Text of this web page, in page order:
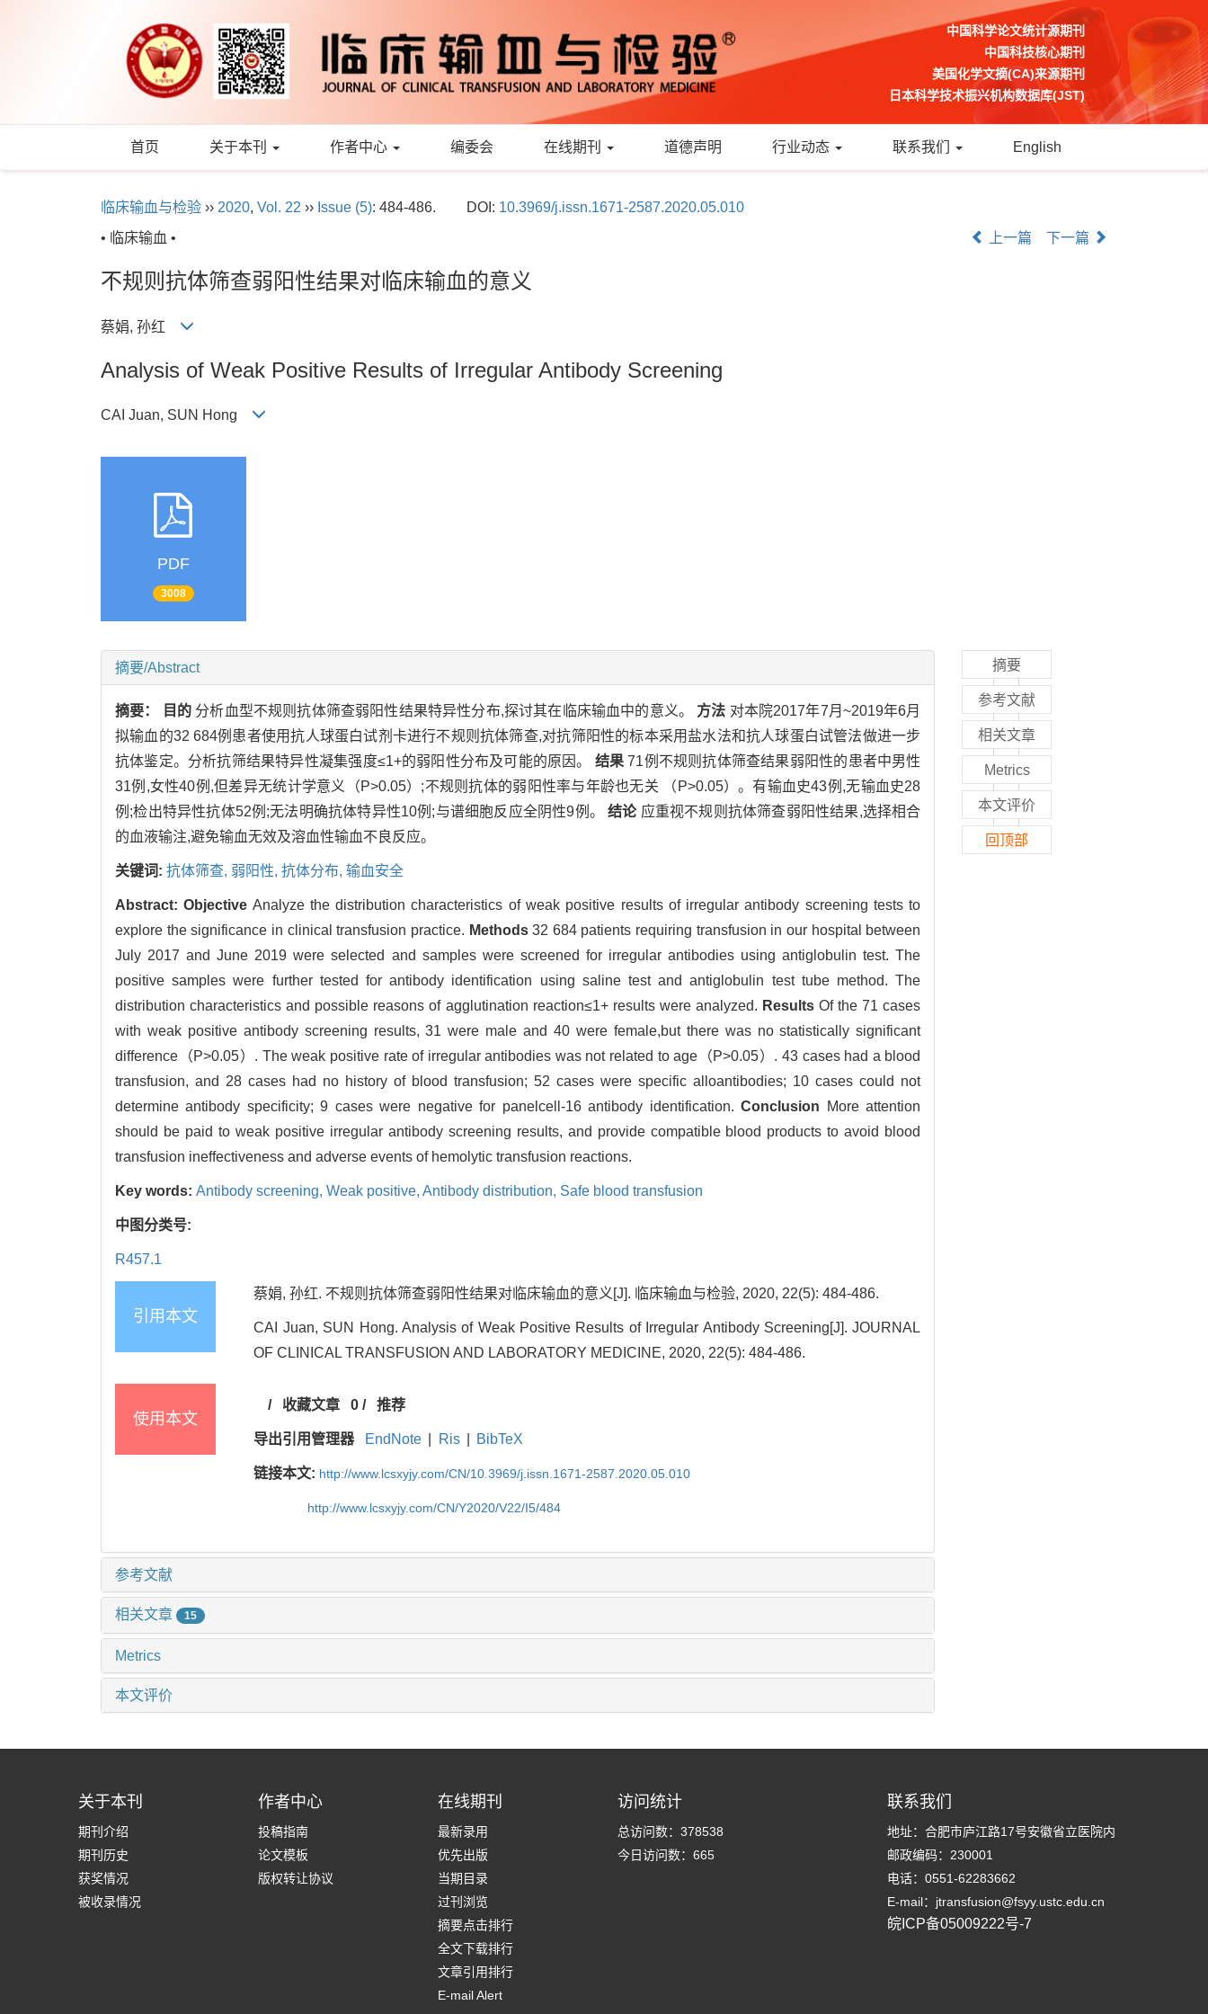
中国科学论文统计源期刊
中国科技核心期刊
美国化学文摘(CA)来源期刊
日本科学技术振兴机构数据库(JST)
首页 关于本刊 作者中心 编委会 在线期刊 道德声明 行业动态 联系我们 English
临床输血与检验 ›› 2020, Vol. 22 ›› Issue (5): 484-486. DOI: 10.3969/j.issn.1671-2587.2020.05.010
• 临床输血 •
上一篇 下一篇
不规则抗体筛查弱阳性结果对临床输血的意义
蔡娟, 孙红
Analysis of Weak Positive Results of Irregular Antibody Screening
CAI Juan, SUN Hong
PDF
3008
摘要/Abstract
摘要： 目的 分析血型不规则抗体筛查弱阳性结果特异性分布,探讨其在临床输血中的意义。 方法 对本院2017年7月~2019年6月
拟输血的32 684例患者使用抗人球蛋白试剂卡进行不规则抗体筛查,对抗筛阳性的标本采用盐水法和抗人球蛋白试管法做进一步
抗体鉴定。分析抗筛结果特异性凝集强度≤1+的弱阳性分布及可能的原因。 结果 71例不规则抗体筛查结果弱阳性的患者中男性
31例,女性40例,但差异无统计学意义（P>0.05）;不规则抗体的弱阳性率与年龄也无关 （P>0.05）。有输血史43例,无输血史28
例;检出特异性抗体52例;无法明确抗体特异性10例;与谱细胞反应全阴性9例。结论应重视不规则抗体筛查弱阳性结果,选择相合
的血液输注,避免输血无效及溶血性输血不良反应。
关键词: 抗体筛查, 弱阳性, 抗体分布, 输血安全
Abstract:Objective Analyze the distribution characteristics of weak positive results of irregular antibody screening tests to
explore the significance in clinical transfusion practice. Methods32 684 patients requiring transfusion in our hospital between
July 2017 and June 2019 were selected and samples were screened for irregular antibodies using antiglobulin test. The
positive samples were further tested for antibody identification using saline test and antiglobulin test tube method. The
distribution characteristics and possible reasons of agglutination reaction≤1+ results were analyzed. ResultsOf the 71 cases
with weak positive antibody screening results, 31 were male and 40 were female,but there was no statistically significant
difference（P>0.05）. The weak positive rate of irregular antibodies was not related to age（P>0.05）. 43 cases had a blood
transfusion, and 28 cases had no history of blood transfusion; 52 cases were specific alloantibodies; 10 cases could not
determine antibody specificity; 9 cases were negative for panelcell-16 antibody identification.Conclusion More attention
should be paid to weak positive irregular antibody screening results, and provide compatible blood products to avoid blood
transfusion ineffectiveness and adverse events of hemolytic transfusion reactions.
Key words: Antibody screening, Weak positive, Antibody distribution, Safe blood transfusion
中图分类号:
R457.1
引用本文
蔡娟, 孙红. 不规则抗体筛查弱阳性结果对临床输血的意义[J]. 临床输血与检验, 2020, 22(5): 484-486.
CAI Juan, SUN Hong. Analysis of Weak Positive Results of Irregular Antibody Screening[J]. JOURNAL
OF CLINICAL TRANSFUSION AND LABORATORY MEDICINE, 2020, 22(5): 484-486.
使用本文
/ 收藏文章 0/ 推荐
导出引用管理器 EndNote Ris BibTeX
链接本文: http://www.lcsxyjy.com/CN/10.3969/j.issn.1671-2587.2020.05.010
http://www.lcsxyjy.com/CN/Y2020/V22/I5/484
参考文献
相关文章 15
Metrics
本文评价
摘要
参考文献
相关文章
Metrics
本文评价
回顶部
关于本刊
期刊介绍
期刊历史
获奖情况
被收录情况
作者中心
投稿指南
论文模板
版权转让协议
在线期刊
最新录用
优先出版
当期目录
过刊浏览
摘要点击排行
全文下载排行
文章引用排行
E-mail Alert
访问统计
总访问数： 378538
今日访问数： 665
联系我们
地址：合肥市庐江路17号安徽省立医院内
邮政编码：230001
电话：0551-62283662
E-mail：jtransfusion@fsyy.ustc.edu.cn
皖ICP备05009222号-7